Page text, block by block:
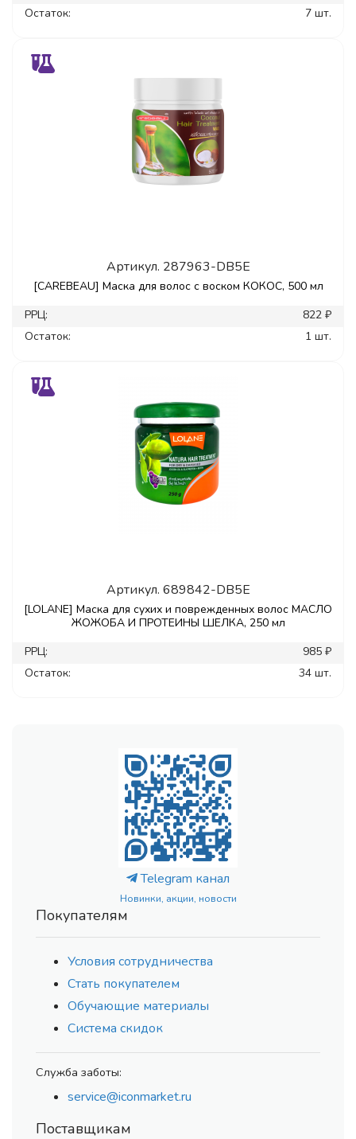
Остаток:
7 шт.
Артикул. 287963-DB5E
[CAREBEAU] Маска для волос с воском КОКОС, 500 мл
РРЦ:
822 ₽
Остаток:
1 шт.
Артикул. 689842-DB5E
[LOLANE] Маска для сухих и поврежденных волос МАСЛО
ЖОЖОБА И ПРОТЕИНЫ ШЕЛКА, 250 мл
РРЦ:
985 ₽
Остаток:
34 шт.
Telegram канал
Новинки, акции, новости
Покупателям
Условия сотрудничества
Стать покупателем
Обучающие материалы
Система скидок
Служба заботы:
service@iconmarket.ru
Поставщикам